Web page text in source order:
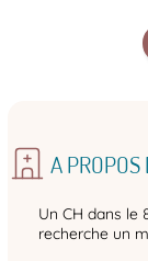
A
Un CH dans le
recherche un